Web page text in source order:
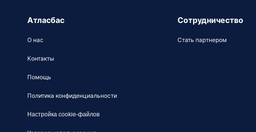
Атласбас
О нас
Контакты
Помощь
Политика конфиденциальности
Настройка cookie-файлов
Сотрудничество
Стать партнером